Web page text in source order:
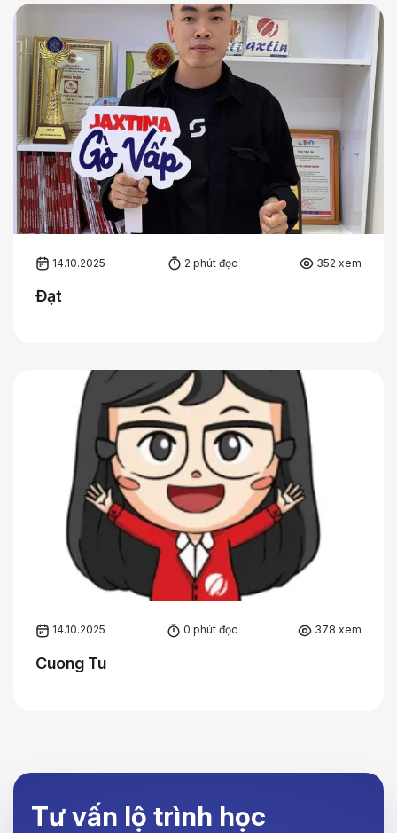
14.10.2025 2 phút đọc 352 xem
Đạt
14.10.2025 0 phút đọc 378 xem
Cuong Tu
Tư vấn lộ trình học